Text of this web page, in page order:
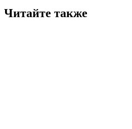
Читайте также